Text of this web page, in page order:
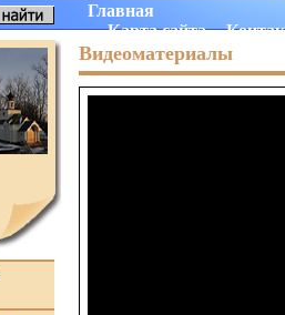
Главная
Карта сайта
Видеоматериалы